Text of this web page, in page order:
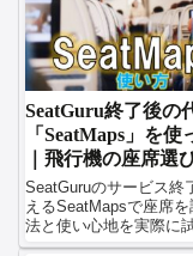
SeatGuru終了後の
「SeatMaps」を使
｜飛行機の座席選
SeatGuruのサービス終
えるSeatMapsで座席
法と使い心地を実際に
ートします。